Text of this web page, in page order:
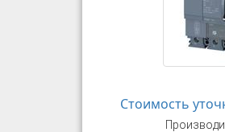
Стоимость